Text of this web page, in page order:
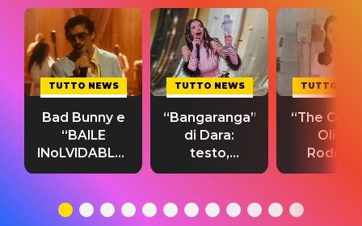
TUTTO NEWS
Bad Bunny e
“BAILE
INoLVIDABLE”:
testo,
significato
TUTTO NEWS
“Bangaranga”
di Dara:
testo,
traduzione e
del singolo
TUTTO
“The
Olivia
testo,